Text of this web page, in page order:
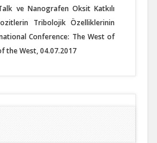
ve Nanografen Oksit Katkılı
Tribolojik Özelliklerinin
Conference: The West of
the West, 04.07.2017